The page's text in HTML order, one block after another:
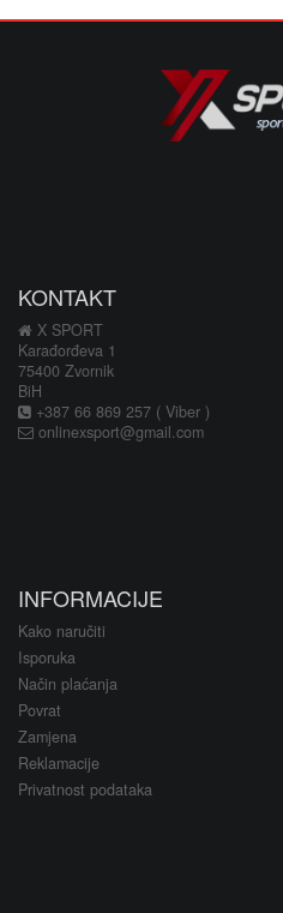
KONTAKT
X SPORT
Karađorđeva 1
75400 Zvornik
BiH
+387 66 869 257 ( Viber )
onlinexsport@gmail.com
INFORMACIJE
Kako naručiti
Isporuka
Način plaćanja
Povrat
Zamjena
Reklamacije
Privatnost podataka